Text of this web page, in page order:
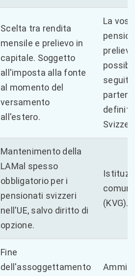
Scelta tra rendita
mensile e prelievo in
capitale. Soggetto
all'imposta alla fonte
al momento del
versamento
all'estero.
La
prelievo
Mantenimento della
LAMal spesso
obbligatorio per i
pensionati svizzeri
nell'UE, salvo diritto di
opzione.
(KVG).
Fine
dell'assoggettamento